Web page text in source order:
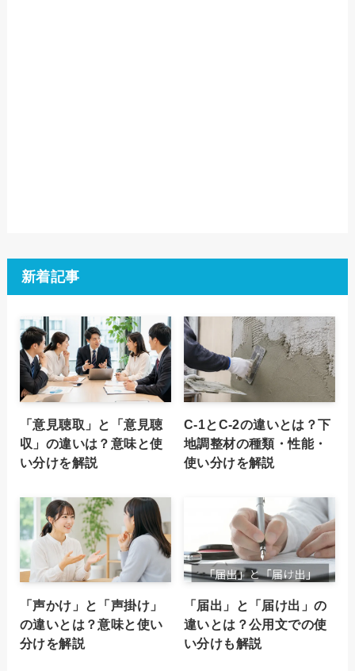
新着記事
「意見聴取」と「意見聴
収」の違いは？意味と使
い分けを解説
C-1とC-2の違いとは？下
地調整材の種類・性能・
使い分けを解説
「声かけ」と「声掛け」
の違いとは？意味と使い
分けを解説
「届出」と「届け出」の
違いとは？公用文での使
い分けも解説